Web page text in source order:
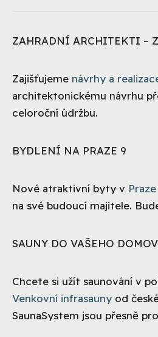
ZAHRADNÍ ARCHITEKTI –
Zajišťujeme návrhy a
architektonickému návrhu
celoroční údržbu.
BYDLENÍ NA PRAZE 9
Nové atraktivní byty v
na své budoucí majitele.
SAUNY DO VAŠEHO
Chcete si užít saunování v
Venkovní infrasauny od
SaunaSystem jsou přesně